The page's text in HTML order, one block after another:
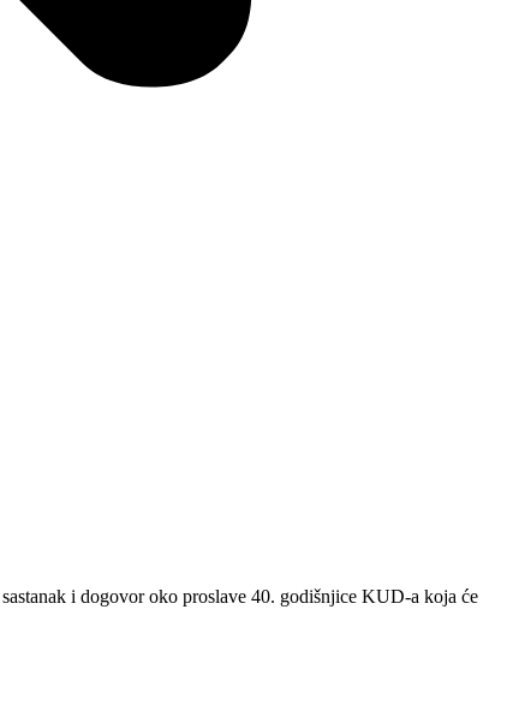
i dogovor oko proslave 40. godišnjice KUD-a koja će